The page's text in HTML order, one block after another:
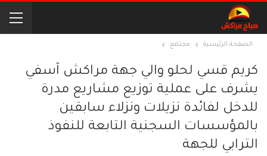
الصفحة الرئيسية مجتمع
كريم قسي لحلو والي جهة مراكش آسفي
يشرف على عملية توزيع مشاريع مدرة
للدخل لفائدة نزيلات ونزلاء سابقين
بالمؤسسات السجنية التابعة للنفوذ
الترابي للجهة